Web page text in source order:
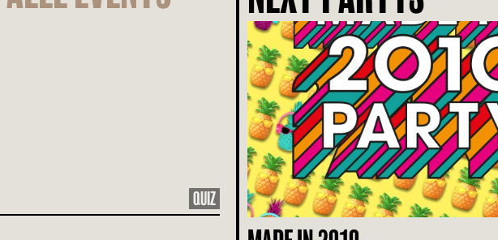
QUIZ